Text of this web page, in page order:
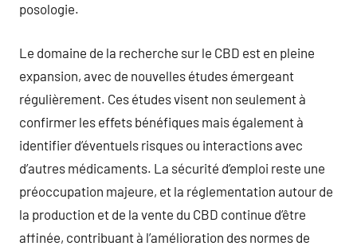
posologie.
Le domaine de la recherche sur le CBD est en pleine
expansion, avec de nouvelles études émergeant
régulièrement. Ces études visent non seulement à
confirmer les effets bénéfiques mais également à
identifier d’éventuels risques ou interactions avec
d’autres médicaments. La sécurité d’emploi reste une
préoccupation majeure, et la réglementation autour de
la production et de la vente du CBD continue d’être
affinée, contribuant à l’amélioration des normes de